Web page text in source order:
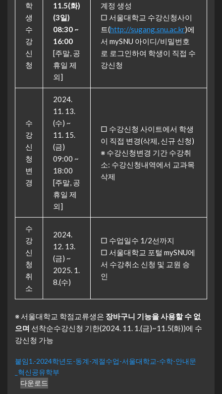
학
생
수
강
신
청
11.5(화)
(3일)
08:30 ~
16:00
[주말, 공
휴일 제
외]
계정 생성
□ 서울대학교 수강신청사이
트(http://sugang.snu.ac.kr)에
서 mySNU 아이디/비밀번호
로 로그인하여 학생이 직접 수
강신청
수
강
신
청
변
경
2024.
11. 13.
(수) ~
11. 15.
(금)
09:00 ~
18:00
[주말, 공
휴일 제
외]
□ 수강신청 사이트에서 학생
이 직접 변경(삭제, 신규 신청)
※ 수강신청변경 기간 수강취
소: 수강신청내역에서 교과목
삭제
수
강
신
청
취
소
2024.
12. 13.
(금) ~
2025. 1.
8.(수)
□ 수업일수 1/2선까지
□ 서울대학교 포털 mySNU에
서 수강취소 신청 및 교원 승
인
※ 서울대학교 학점교류생은 장바구니 기능을 사용할 수 없
으며 선착순수강신청 기한(2024. 11. 1.(금)~11.5(화))에 수
강신청 가능
붙임1.-2024학년도-동계-계절수업-서울대학교-수학-안내문
_혁신공유학부
다운로드